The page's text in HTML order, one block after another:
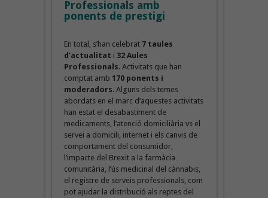
Professionals amb
ponents de prestigi
En total, s’han celebrat 7 taules
d’actualitat i 32 Aules
Professionals. Activitats que han
comptat amb 170 ponents i
moderadors. Alguns dels temes
abordats en el marc d’aquestes activitats
han estat el desabastiment de
medicaments, l’atenció domiciliària vs el
servei a domicili, internet i els canvis de
comportament del consumidor,
l’impacte del Brexit a la farmàcia
comunitària, l’ús medicinal del cànnabis,
el registre de serveis professionals, com
pot ajudar la distribució als reptes del